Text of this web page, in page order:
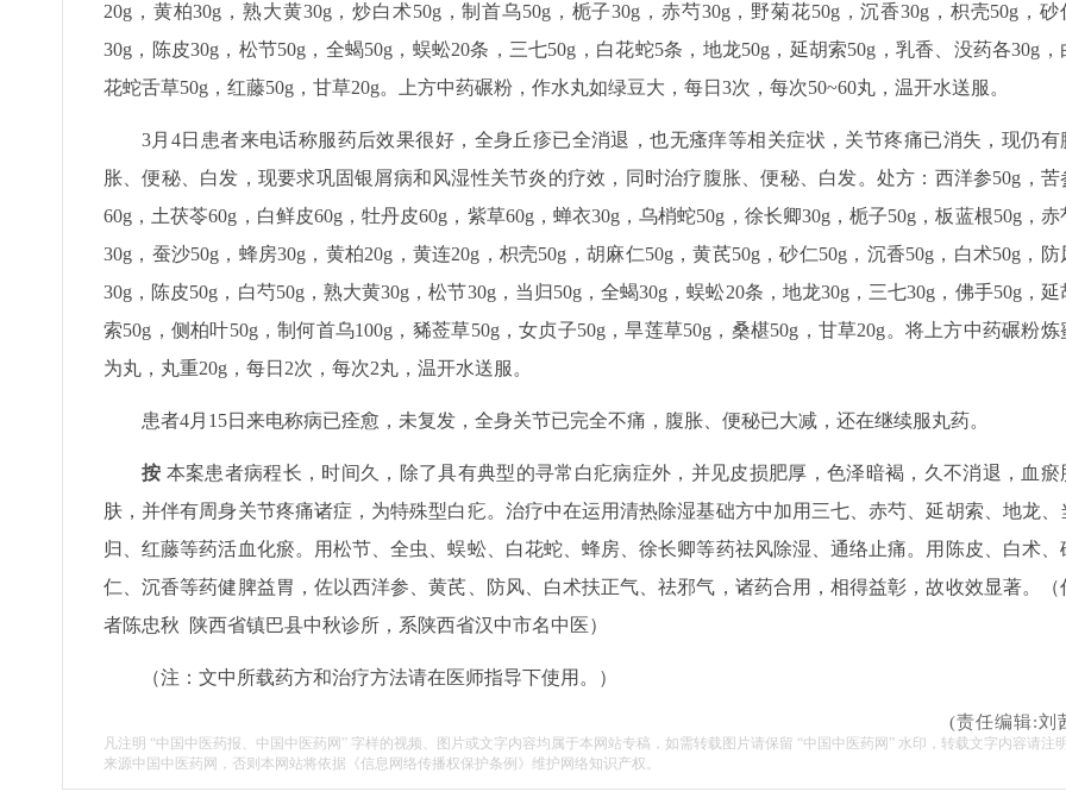
20g，黄柏30g，熟大黄30g，炒白术50g，制首乌50g，栀子30g，赤芍30g，野菊花50g，沉香30g，枳壳50g，砂
30g，陈皮30g，松节50g，全蝎50g，蜈蚣20条，三七50g，白花蛇5条，地龙50g，延胡索50g，乳香、没药各30g，
花蛇舌草50g，红藤50g，甘草20g。上方中药碾粉，作水丸如绿豆大，每日3次，每次50~60丸，温开水送服。
3月4日患者来电话称服药后效果很好，全身丘疹已全消退，也无瘙痒等相关症状，关节疼痛已消失，现仍有
胀、便秘、白发，现要求巩固银屑病和风湿性关节炎的疗效，同时治疗腹胀、便秘、白发。处方：西洋参50g，苦
60g，土茯苓60g，白鲜皮60g，牡丹皮60g，紫草60g，蝉衣30g，乌梢蛇50g，徐长卿30g，栀子50g，板蓝根50g，赤
30g，蚕沙50g，蜂房30g，黄柏20g，黄连20g，枳壳50g，胡麻仁50g，黄芪50g，砂仁50g，沉香50g，白术50g，防
30g，陈皮50g，白芍50g，熟大黄30g，松节30g，当归50g，全蝎30g，蜈蚣20条，地龙30g，三七30g，佛手50g，延
索50g，侧柏叶50g，制何首乌100g，豨莶草50g，女贞子50g，旱莲草50g，桑椹50g，甘草20g。将上方中药碾粉炼
为丸，丸重20g，每日2次，每次2丸，温开水送服。
患者4月15日来电称病已痊愈，未复发，全身关节已完全不痛，腹胀、便秘已大减，还在继续服丸药。
按 本案患者病程长，时间久，除了具有典型的寻常白疕病症外，并见皮损肥厚，色泽暗褐，久不消退，血瘀
肤，并伴有周身关节疼痛诸症，为特殊型白疕。治疗中在运用清热除湿基础方中加用三七、赤芍、延胡索、地龙、
归、红藤等药活血化瘀。用松节、全虫、蜈蚣、白花蛇、蜂房、徐长卿等药祛风除湿、通络止痛。用陈皮、白术、
仁、沉香等药健脾益胃，佐以西洋参、黄芪、防风、白术扶正气、祛邪气，诸药合用，相得益彰，故收效显著。
者陈忠秋 陕西省镇巴县中秋诊所，系陕西省汉中市名中医）
（注：文中所载药方和治疗方法请在医师指导下使用。）
(责任编辑:刘
凡注明 “中国中医药报、中国中医药网” 字样的视频、图片或文字内容均属于本网站专稿，如需转载图片请保留 “中国中医药网” 水印，转载文字内容请注明
来源中国中医药网，否则本网站将依据《信息网络传播权保护条例》维护网络知识产权。